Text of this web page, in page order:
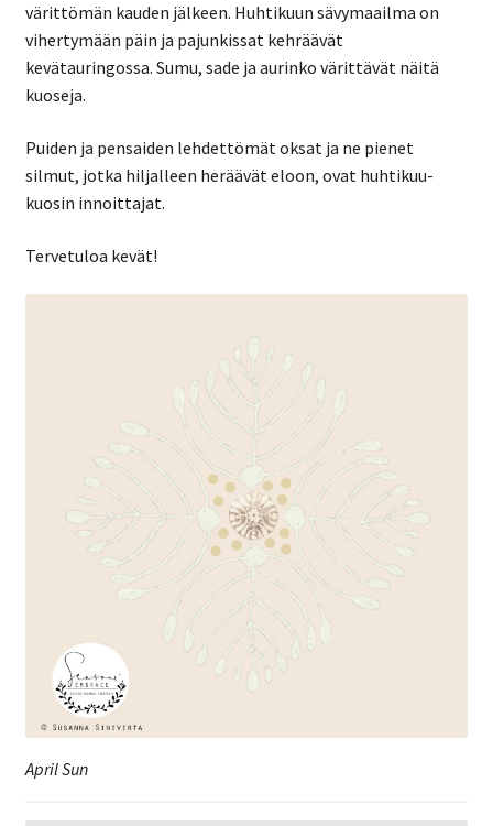
värittömän kauden jälkeen. Huhtikuun sävymaailma on
vihertymään päin ja pajunkissat kehräävät
kevätauringossa. Sumu, sade ja aurinko värittävät näitä
kuoseja.
Puiden ja pensaiden lehdettömät oksat ja ne pienet
silmut, jotka hiljalleen heräävät eloon, ovat huhtikuu-
kuosin innoittajat.
Tervetuloa kevät!
April Sun